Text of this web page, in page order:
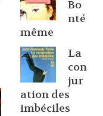
Bo
nté
même
La
con
jur
ation des
imbéciles